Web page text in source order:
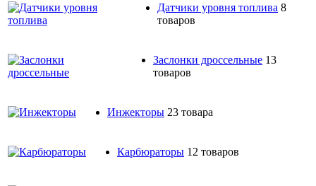
Датчики уровня топлива 8
товаров
Заслонки дроссельные 13
товаров
Инжекторы 23 товара
Карбюраторы 12 товаров